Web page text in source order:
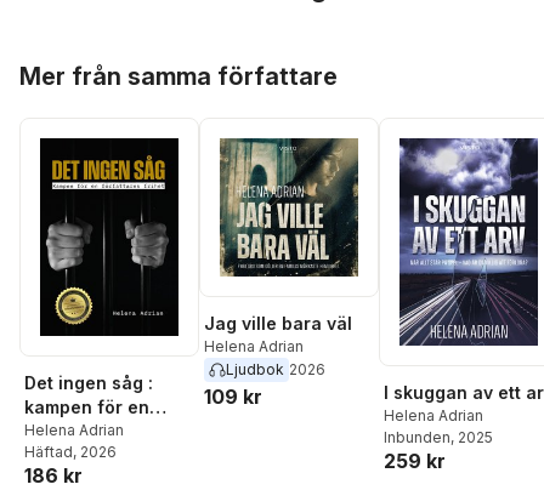
Mer från samma författare
Det ingen såg :
kampen för en
författares frihet
Helena Adrian
Häftad, 2026
186 kr
Jag ville bara väl
Helena Adrian
Ljudbok 2026
109 kr I skuggan av ett
Helena Adrian
Inbunden, 2025
259 kr